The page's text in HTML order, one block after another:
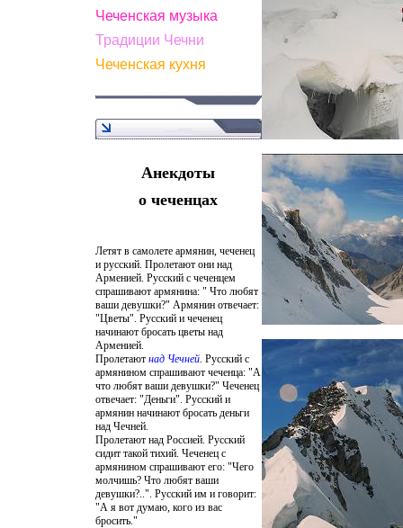
Чеченская музыка
Традиции Чечни
Чеченская кухня
Анекдоты
о чеченцах
Летят в самолете армянин, чеченец
и русский. Пролетают они над
Арменией. Русский с чеченцем
спрашивают армянина: " Что любят
ваши девушки?" Армянин отвечает:
"Цветы". Русский и чеченец
начинают бросать цветы над
Арменией.
Пролетают над Чечней. Русский с
армянином спрашивают чеченца: "А
что любят ваши девушки?" Чеченец
отвечает: "Деньги". Русский и
армянин начинают бросать деньги
над Чечней.
Пролетают над Россией. Русский
сидит такой тихий. Чеченец с
армянином спрашивают его: "Чего
молчишь? Что любят ваши
девушки?..". Русский им и говорит:
"А я вот думаю, кого из вас
бросить."